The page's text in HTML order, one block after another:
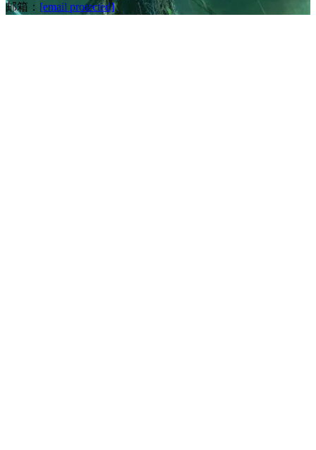
邮箱： [email protected]